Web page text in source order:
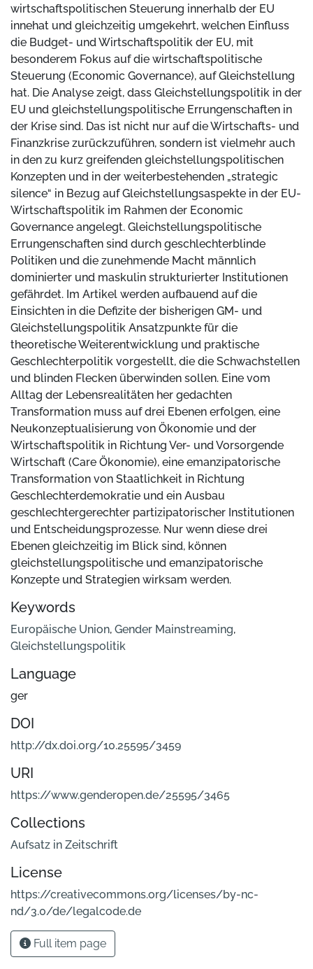
wirtschaftspolitischen Steuerung innerhalb der EU
innehat und gleichzeitig umgekehrt, welchen Einfluss
die Budget- und Wirtschaftspolitik der EU, mit
besonderem Fokus auf die wirtschaftspolitische
Steuerung (Economic Governance), auf Gleichstellung
hat. Die Analyse zeigt, dass Gleichstellungspolitik in der
EU und gleichstellungspolitische Errungenschaften in
der Krise sind. Das ist nicht nur auf die Wirtschafts- und
Finanzkrise zurückzuführen, sondern ist vielmehr auch
in den zu kurz greifenden gleichstellungspolitischen
Konzepten und in der weiterbestehenden „strategic
silence“ in Bezug auf Gleichstellungsaspekte in der EU-
Wirtschaftspolitik im Rahmen der Economic
Governance angelegt. Gleichstellungspolitische
Errungenschaften sind durch geschlechterblinde
Politiken und die zunehmende Macht männlich
dominierter und maskulin strukturierter Institutionen
gefährdet. Im Artikel werden aufbauend auf die
Einsichten in die Defizite der bisherigen GM- und
Gleichstellungspolitik Ansatzpunkte für die
theoretische Weiterentwicklung und praktische
Geschlechterpolitik vorgestellt, die die Schwachstellen
und blinden Flecken überwinden sollen. Eine vom
Alltag der Lebensrealitäten her gedachten
Transformation muss auf drei Ebenen erfolgen, eine
Neukonzeptualisierung von Ökonomie und der
Wirtschaftspolitik in Richtung Ver- und Vorsorgende
Wirtschaft (Care Ökonomie), eine emanzipatorische
Transformation von Staatlichkeit in Richtung
Geschlechterdemokratie und ein Ausbau
geschlechtergerechter partizipatorischer Institutionen
und Entscheidungsprozesse. Nur wenn diese drei
Ebenen gleichzeitig im Blick sind, können
gleichstellungspolitische und emanzipatorische
Konzepte und Strategien wirksam werden.
Keywords
Europäische Union, Gender Mainstreaming,
Gleichstellungspolitik
Language
ger
DOI
http://dx.doi.org/10.25595/3459
URI
https://www.genderopen.de/25595/3465
Collections
Aufsatz in Zeitschrift
License
https://creativecommons.org/licenses/by-nc-
nd/3.0/de/legalcode.de
Full item page